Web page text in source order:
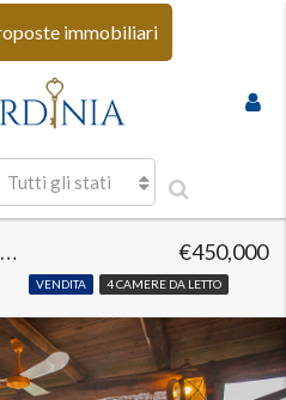
immobiliari
Tutti gli stati
Porto Rotondo: In vendita villa vista mare
VENDITA 4 CAMERE DA LETTO
€450,000